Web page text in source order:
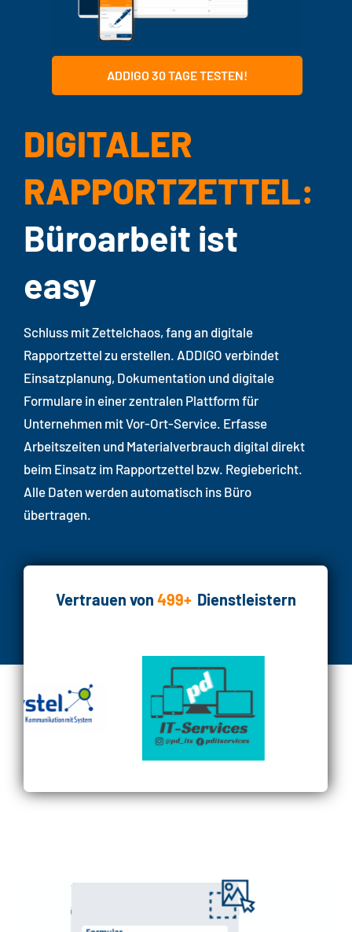
Zaloguj się
DIGITALER
RAPPORTZETTEL:
Büroarbeit ist
easy
ADDIGO 30 TAGE TESTEN!
Schluss mit Zettelchaos, fang an digitale
Rapportzettel zu erstellen. ADDIGO verbindet
Einsatzplanung, Dokumentation und digitale
Formulare in einer zentralen Plattform für
Unternehmen mit Vor-Ort-Service. Erfasse
Arbeitszeiten und Materialverbrauch digital direkt
beim Einsatz im Rapportzettel bzw. Regiebericht.
Alle Daten werden automatisch ins Büro
übertragen.
Vertrauen von 499+ Dienstleistern